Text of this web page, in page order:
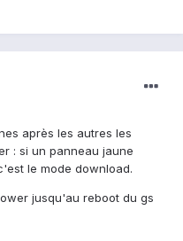
après les autres les
: si un panneau jaune
le mode download.
jusqu'au reboot du gs